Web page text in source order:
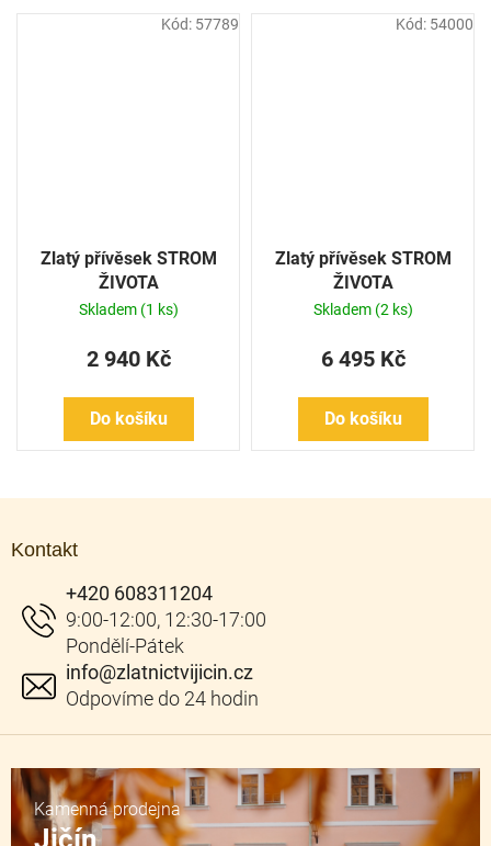
Zlatý přívěsek STROM
ŽIVOTA
Skladem (1 ks)
2 940 Kč
Do košíku
Kód: 57789
Zlatý přívěsek STROM
ŽIVOTA
Skladem (2 ks)
6 495 Kč
Do košíku
Kód: 54000
Kontakt
info@zlatnictvijicin.cz
+420 608311204
Kamenná prodejna
Jičín